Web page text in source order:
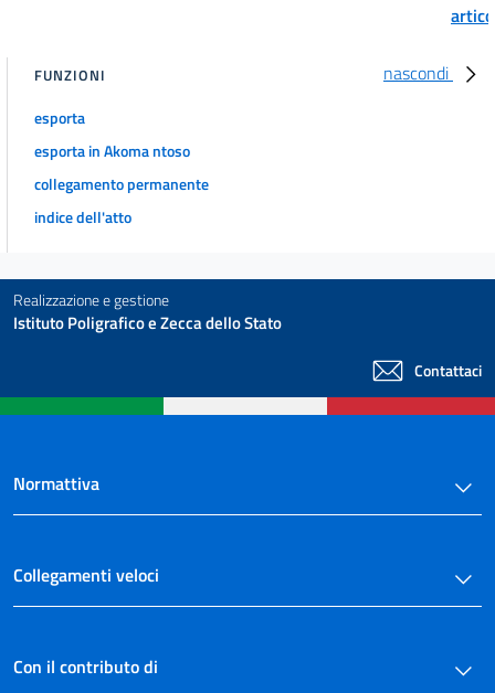
nascondi
FUNZIONI
esporta
esporta in Akoma ntoso
collegamento permanente
indice dell'atto
Realizzazione e gestione
Istituto Poligrafico e Zecca dello Stato
Contattaci
Normattiva
Collegamenti veloci
Con il contributo di